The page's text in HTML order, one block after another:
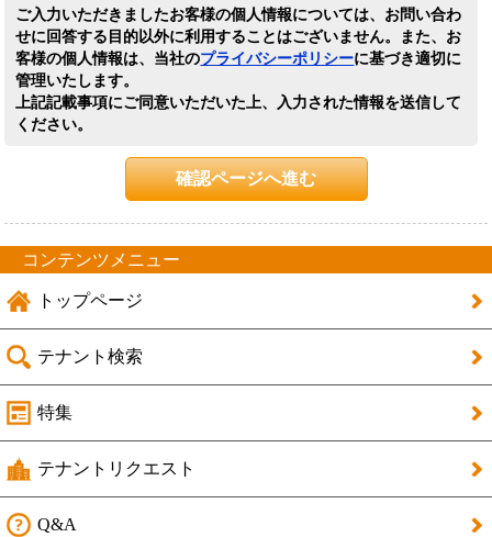
ご入力いただきましたお客様の個人情報については、お問い合わ
せに回答する目的以外に利用することはございません。また、お
客様の個人情報は、当社のプライバシーポリシーに基づき適切に
管理いたします。
上記記載事項にご同意いただいた上、入力された情報を送信して
ください。
確認ページへ進む
コンテンツメニュー
トップページ
テナント検索
特集
テナントリクエスト
Q&A